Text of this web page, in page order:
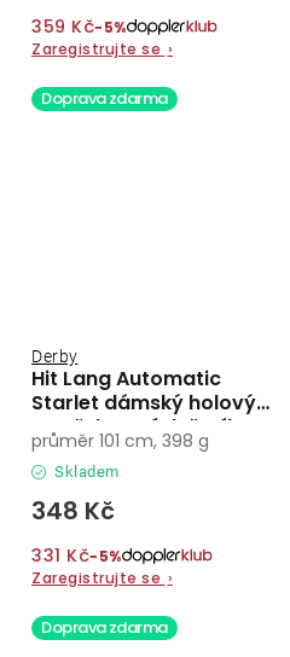
359 Kč−5%
Zaregistrujte se ›
Doprava zdarma
Hit Lang Automatic
Starlet dámský holový
vystřelovací deštník
Derby
Skladem
348 Kč
331 Kč−5%
Zaregistrujte se ›
průměr 101 cm, 398 g
Doprava zdarma